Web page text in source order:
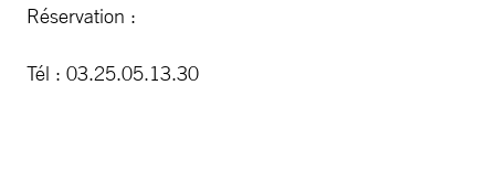
Réservation :
Tél : 03.25.05.13.30